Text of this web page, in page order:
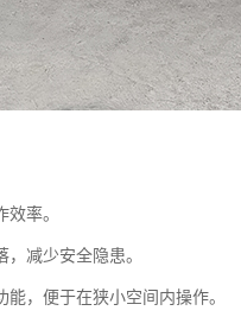
率。
减少安全隐患。
，便于在狭小空间内操作。